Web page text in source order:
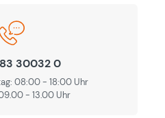
30032 0
08:00 - 18:00 Uhr
- 13.00 Uhr